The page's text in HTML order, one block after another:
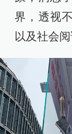
界，透视
以及社会